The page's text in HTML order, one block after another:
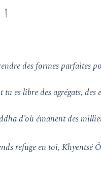
des formes parfaites
es libre des agrégats, des
d’où émanent des
refuge en toi, Khyentsé